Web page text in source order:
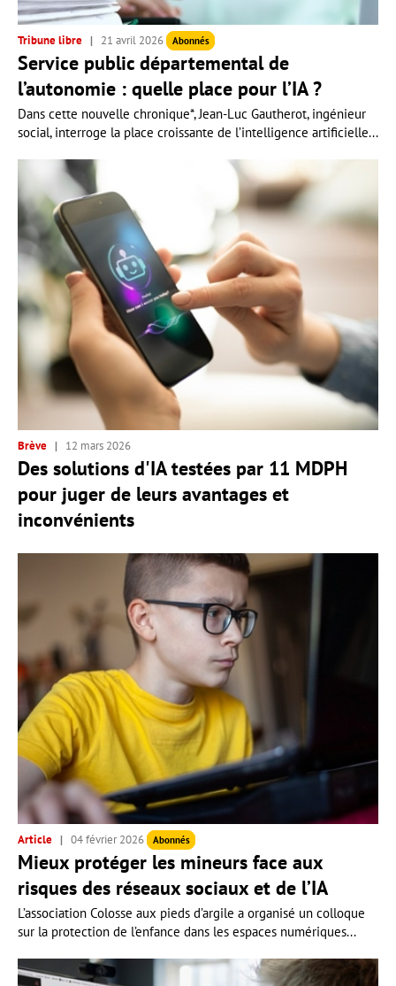
Tribune libre 21 avril 2026 Abonnés
Service public départemental de
l’autonomie : quelle place pour l’IA ?
Dans cette nouvelle chronique*, Jean-Luc Gautherot, ingénieur
social, interroge la place croissante de l’intelligence artificielle...
Brève 12 mars 2026
Des solutions d'IA testées par 11 MDPH
pour juger de leurs avantages et
inconvénients
Article 04 février 2026 Abonnés
Mieux protéger les mineurs face aux
risques des réseaux sociaux et de l’IA
L’association Colosse aux pieds d’argile a organisé un colloque
sur la protection de l’enfance dans les espaces numériques...